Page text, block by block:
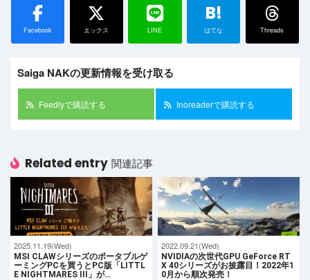
Facebook エックス LINE
B!
はてな Threads
Saiga NAKの更新情報を受け取る
Feedlyで購読する Inoreaderで購読する
Related entry 関連記事
2025.11.19(Wed)
MSI CLAWシリーズのポータブルゲ
ーミングPCを買うとPC版「LITTL
E NIGHTMARES III」が…
2022.09.21(Wed)
NVIDIAの次世代GPU GeForce RT
X 40シリーズがお披露目！2022年1
0月から順次発売！